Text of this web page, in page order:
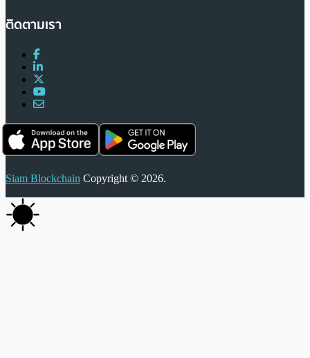
ติดตามเรา
Siam Blockchain Copyright © 2026.